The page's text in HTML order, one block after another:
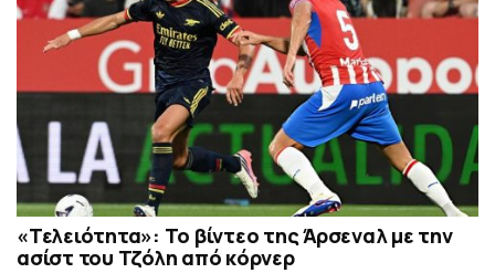
«Τελειότητα»: Το βίντεο της Άρσεναλ με την
ασίστ του Τζόλη από κόρνερ